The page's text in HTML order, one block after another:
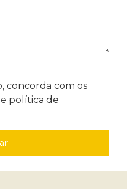
concorda com os
política de